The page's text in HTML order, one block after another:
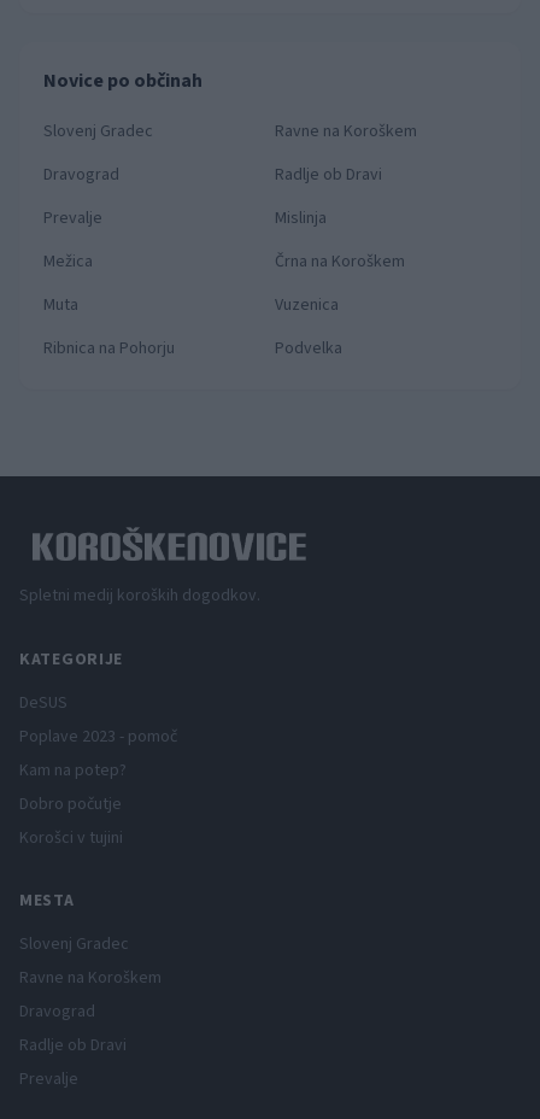
Novice po občinah
Slovenj Gradec
Ravne na Koroškem
Dravograd
Radlje ob Dravi
Prevalje
Mislinja
Mežica
Črna na Koroškem
Muta
Vuzenica
Ribnica na Pohorju
Podvelka
Spletni medij koroških dogodkov.
KATEGORIJE
DeSUS
Poplave 2023 - pomoč
Kam na potep?
Dobro počutje
Korošci v tujini
MESTA
Slovenj Gradec
Ravne na Koroškem
Dravograd
Radlje ob Dravi
Prevalje